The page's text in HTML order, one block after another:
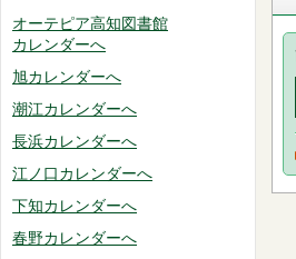
オーテピア高知図書館
カレンダーへ
旭カレンダーへ
潮江カレンダーへ
長浜カレンダーへ
江ノ口カレンダーへ
下知カレンダーへ
春野カレンダーへ